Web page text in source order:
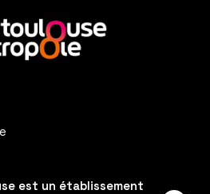
En
savoir
plus
est un établissement